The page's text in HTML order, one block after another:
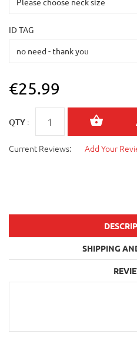
ID TAG
€25.99
QTY :
Current Reviews: Add Your
SHIPPING